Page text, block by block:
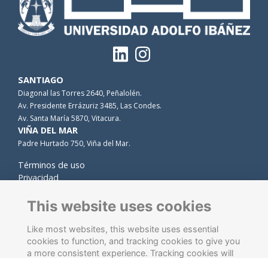
SANTIAGO
Diagonal las Torres 2640, Peñalolén.
Av. Presidente Errázuriz 3485, Las Condes.
Av. Santa María 5870, Vitacura.
VIÑA DEL MAR
Padre Hurtado 750, Viña del Mar.
Términos de uso
Privacidad
Contacto
This website uses cookies
Like most websites, this website uses essential
cookies to function, and tracking cookies to give you
a more consistent experience. Tracking cookies will